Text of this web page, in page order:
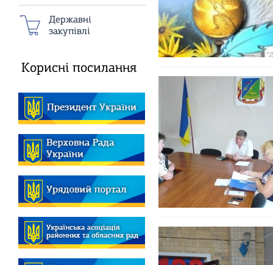
Державні
закупівлі
Корисні посилання